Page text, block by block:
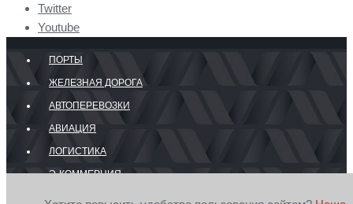
Twitter
Youtube
ПОРТЫ
ЖЕЛЕЗНАЯ ДОРОГА
АВТОПЕРЕВОЗКИ
АВИАЦИЯ
ЛОГИСТИКА
Э-КОММЕРЦИЯ